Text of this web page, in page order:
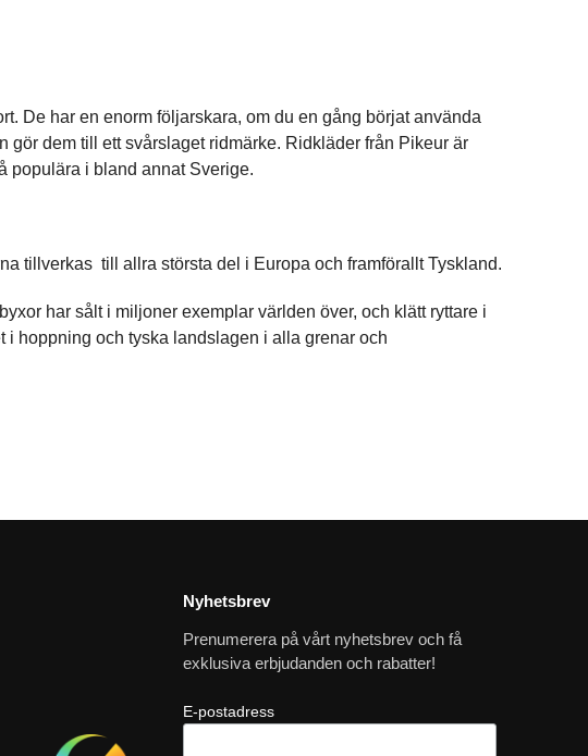
De har en enorm följarskara, om du en gång börjat använda
gör dem till ett svårslaget ridmärke. Ridkläder från Pikeur är
populära i bland annat Sverige.
tillverkas till allra största del i Europa och framförallt Tyskland.
har sålt i miljoner exemplar världen över, och klätt ryttare i
hoppning och tyska landslagen i alla grenar och
Nyhetsbrev
Prenumerera på vårt nyhetsbrev och få
exklusiva erbjudanden och rabatter!
E-postadress